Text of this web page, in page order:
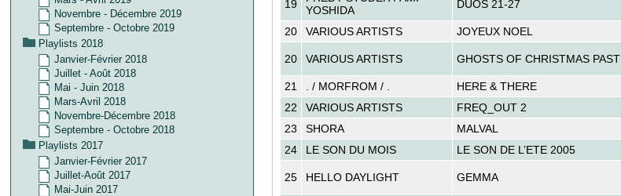
19
YOSHIDA
DUOS 21-27
20 VARIOUS ARTISTS JOYEUX NOEL
20 VARIOUS ARTISTS GHOSTS OF CHRISTMAS PAST
21
. / MORFROM / . HERE & THERE
22
VARIOUS ARTISTS FREQ_OUT 2
23
SHORA MALVAL
24
LE SON DU MOIS LE SON DE L’ETE 2005
25 HELLO DAYLIGHT GEMMA
Novembre - Décembre 2019
Septembre - Octobre 2019
Playlists 2018
Janvier-Février 2018
Juillet - Août 2018
Mai - Juin 2018
Mars-Avril 2018
Novembre-Décembre 2018
Septembre - Octobre 2018
Playlists 2017
Janvier-Février 2017
Juillet-Août 2017
Mai-Juin 2017